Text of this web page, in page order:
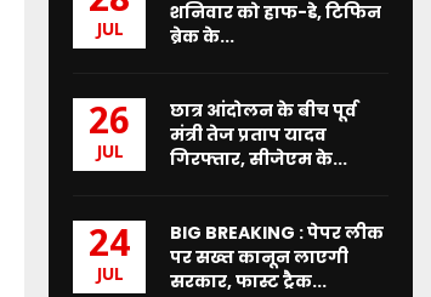
JUL
शनिवार को हाफ-डे, टिफिन
ब्रेक के...
26
JUL
छात्र आंदोलन के बीच पूर्व
मंत्री तेज प्रताप यादव
गिरफ्तार, सीजेएम के...
24
JUL
BIG BREAKING : पेपर लीक
पर सख्त कानून लाएगी
सरकार, फास्ट ट्रैक...